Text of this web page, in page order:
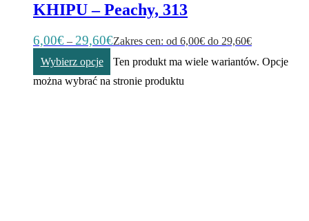
KHIPU – Peachy, 313
6,00€ – 29,60€Zakres cen: od 6,00€ do 29,60€
Wybierz opcje
Ten produkt ma wiele wariantów. Opcje
można wybrać na stronie produktu